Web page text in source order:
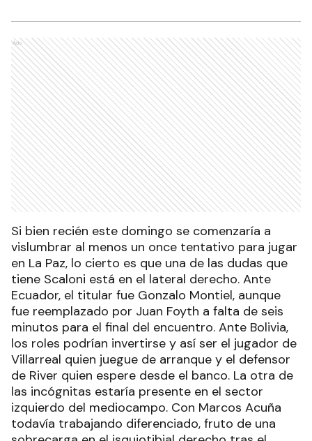
Ads
Si bien recién este domingo se comenzaría a
vislumbrar al menos un once tentativo para jugar
en La Paz, lo cierto es que una de las dudas que
tiene Scaloni está en el lateral derecho. Ante
Ecuador, el titular fue Gonzalo Montiel, aunque
fue reemplazado por Juan Foyth a falta de seis
minutos para el final del encuentro. Ante Bolivia,
los roles podrían invertirse y así ser el jugador de
Villarreal quien juegue de arranque y el defensor
de River quien espere desde el banco. La otra de
las incógnitas estaría presente en el sector
izquierdo del mediocampo. Con Marcos Acuña
todavía trabajando diferenciado, fruto de una